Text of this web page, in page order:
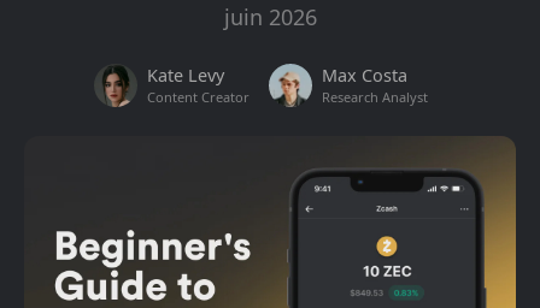
juin 2026
Kate Levy
Content Creator
Max Costa
Research Analyst